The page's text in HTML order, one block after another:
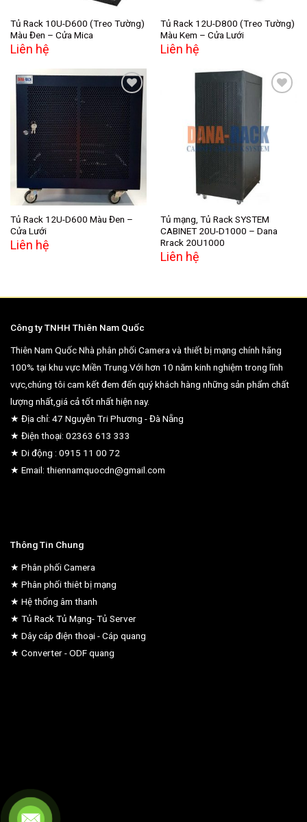
Tủ Rack 10U-D600 (Treo Tường)
Màu Đen – Cửa Mica
Liên hệ
Tủ Rack 12U-D800 (Treo Tường)
Màu Kem – Cửa Lưới
Liên hệ
Add to
wishlist
Tủ Rack 12U-D600 Màu Đen –
Cửa Lưới
Liên hệ
Add to
wishlist
Tủ mạng, Tủ Rack SYSTEM
CABINET 20U-D1000 – Dana
Rrack 20U1000
Liên hệ
Công ty TNHH Thiên Nam Quốc
Thiên Nam Quốc Nhà phân phối Camera và thiết bị mạng chính hãng
100% tại khu vực Miền Trung.Với hơn 10 năm kinh nghiệm trong lĩnh
vực,chúng tôi cam kết đem đến quý khách hàng những sản phẩm chất
lượng nhất,giá cả tốt nhất hiện nay.
★ Địa chỉ: 47 Nguyễn Tri Phương - Đà Nẵng
★ Điện thoại: 02363 613 333
★ Di động : 0915 11 00 72
★ Email: thiennamquocdn@gmail.com
Thông Tin Chung
★ Phân phối Camera
★ Phân phối thiêt bị mạng
★ Hệ thống âm thanh
★ Tủ Rack Tủ Mạng- Tủ Server
★ Dây cáp điện thoại - Cáp quang
★ Converter - ODF quang